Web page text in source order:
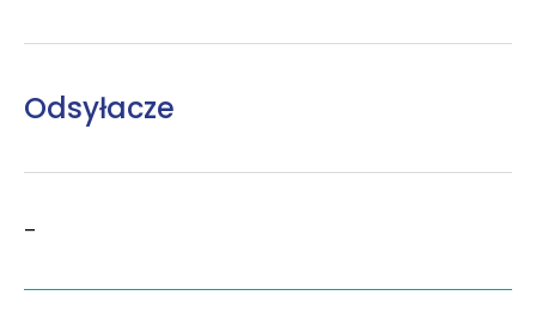
Odsyłacze
–